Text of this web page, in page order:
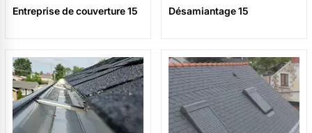
Entreprise de couverture 15 Désamiantage 15